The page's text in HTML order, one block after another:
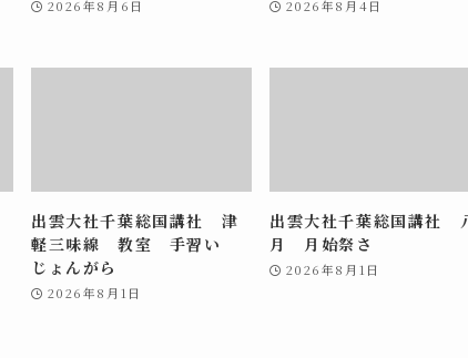
2026年8月6日 2026年8月4日
出雲大社千葉総国講社 津
軽三味線 教室 手習い
じょんがら
2026年8月1日
出雲大社千葉総国講社
月 月始祭さ
2026年8月1日